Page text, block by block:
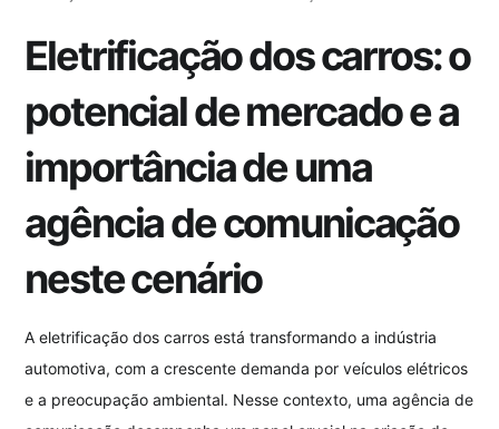
Eletrificação dos carros: o
potencial de mercado e a
importância de uma
agência de comunicação
neste cenário
A eletrificação dos carros está transformando a indústria
automotiva, com a crescente demanda por veículos elétricos
e a preocupação ambiental. Nesse contexto, uma agência de